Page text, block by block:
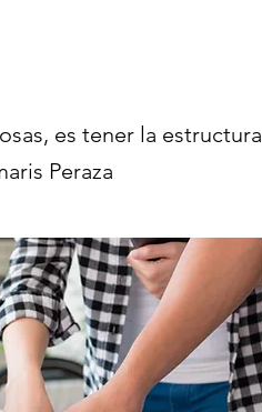
es tener la estructura
Peraza